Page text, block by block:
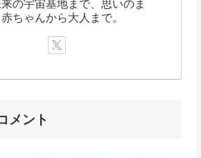
の宇宙基地まで、思いのま
ちゃんから大人まで。
メント